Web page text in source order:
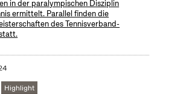
in der paralympischen Disziplin
ermittelt. Parallel finden die
des Tennisverband-
Highlight